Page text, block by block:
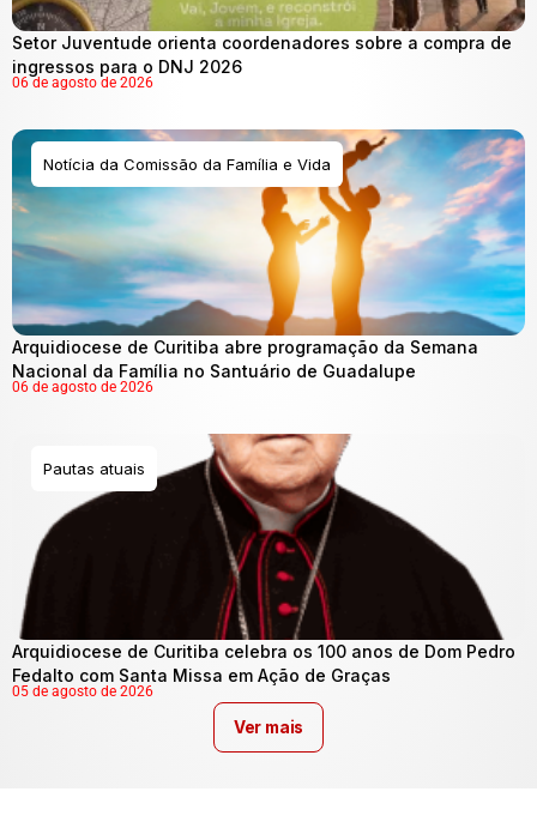
Setor Juventude orienta coordenadores sobre a compra de
ingressos para o DNJ 2026
06 de agosto de 2026
Notícia da Comissão da Família e Vida
Arquidiocese de Curitiba abre programação da Semana
Nacional da Família no Santuário de Guadalupe
06 de agosto de 2026
Pautas atuais
Arquidiocese de Curitiba celebra os 100 anos de Dom Pedro
Fedalto com Santa Missa em Ação de Graças
05 de agosto de 2026
Ver mais